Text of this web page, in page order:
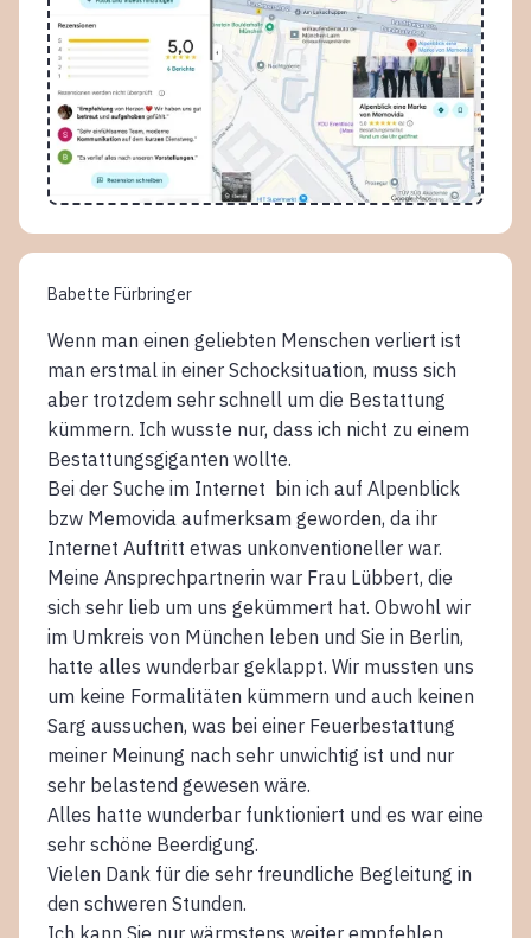
Babette Fürbringer
Wenn man einen geliebten Menschen verliert ist
man erstmal in einer Schocksituation, muss sich
aber trotzdem sehr schnell um die Bestattung
kümmern. Ich wusste nur, dass ich nicht zu einem
Bestattungsgiganten wollte.
Bei der Suche im Internet bin ich auf Alpenblick
bzw Memovida aufmerksam geworden, da ihr
Internet Auftritt etwas unkonventioneller war.
Meine Ansprechpartnerin war Frau Lübbert, die
sich sehr lieb um uns gekümmert hat. Obwohl wir
im Umkreis von München leben und Sie in Berlin,
hatte alles wunderbar geklappt. Wir mussten uns
um keine Formalitäten kümmern und auch keinen
Sarg aussuchen, was bei einer Feuerbestattung
meiner Meinung nach sehr unwichtig ist und nur
sehr belastend gewesen wäre.
Alles hatte wunderbar funktioniert und es war eine
sehr schöne Beerdigung.
Vielen Dank für die sehr freundliche Begleitung in
den schweren Stunden.
Ich kann Sie nur wärmstens weiter empfehlen